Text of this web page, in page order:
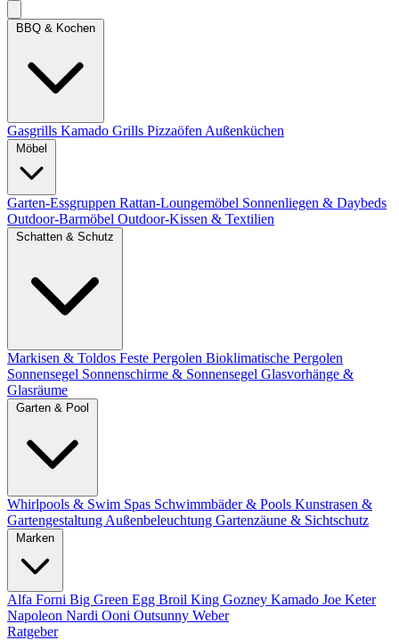
Gasgrills Kamado Grills Pizzaöfen Außenküchen
Garten-Essgruppen Rattan-Loungemöbel Sonnenliegen & Daybeds
Outdoor-Barmöbel Outdoor-Kissen & Textilien
Markisen & Toldos Feste Pergolen Bioklimatische Pergolen
Sonnensegel Sonnenschirme & Sonnensegel Glasvorhänge &
Glasräume
Whirlpools & Swim Spas Schwimmbäder & Pools Kunstrasen &
Gartengestaltung Außenbeleuchtung Gartenzäune & Sichtschutz
Alfa Forni Big Green Egg Broil King Gozney Kamado Joe Keter
Napoleon Nardi Ooni Outsunny Weber
Ratgeber